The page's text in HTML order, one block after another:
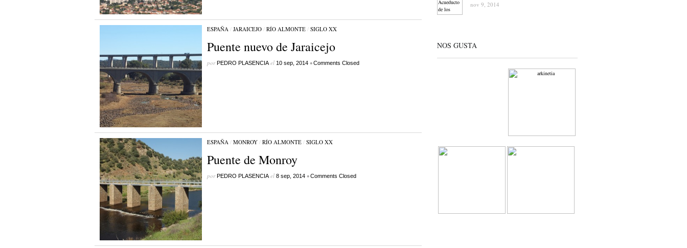
ESPAÑA/ JARAICEJO/ RÍO ALMONTE/ SIGLO XX
Puente nuevo de Jaraicejo
porPEDRO PLASENCIAel 10 sep, 2014 •Comments Closed
ESPAÑA/ MONROY/ RÍO ALMONTE/ SIGLO XX
Puente de Monroy
porPEDRO PLASENCIAel 8 sep, 2014 •Comments Closed
nov 9, 2014
NOS GUSTA